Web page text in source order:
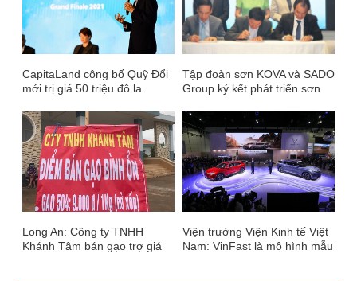
CapitaLand công bố Quỹ Đổi
mới trị giá 50 triệu đô la
chiến thắng trong Thử thách
bền vững CapitaLand X
Tập đoàn sơn KOVA và SADO
Group ký kết phát triển sơn
Long An: Công ty TNHH
Khánh Tâm bán gạo trợ giá
Viện trưởng Viện Kinh tế Việt
Nam: VinFast là mô hình mẫu